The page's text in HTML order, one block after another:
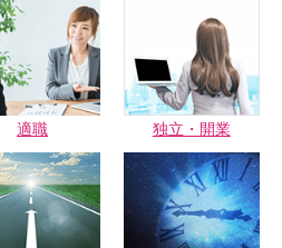
適職 独立・開業